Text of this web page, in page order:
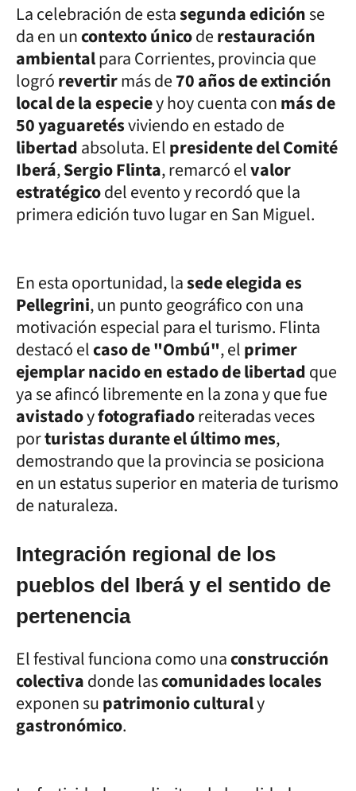
La celebración de estasegunda ediciónse
da en uncontexto únicoderestauración
ambientalpara Corrientes, provincia que
logrórevertirmás de70 años de extinción
local de la especiey hoy cuenta conmás de
50 yaguaretésviviendo en estado de
libertadabsoluta. Elpresidente del Comité
Iberá,Sergio Flinta, remarcó elvalor
estratégicodel evento y recordó que la
primera edición tuvo lugar en San Miguel.
En esta oportunidad, lasede elegida es
Pellegrini, un punto geográfico con una
motivación especial para el turismo. Flinta
destacó elcaso de "Ombú", elprimer
ejemplar nacido en estado de libertadque
ya se afincó libremente en la zona y que fue
avistadoyfotografiadoreiteradas veces
porturistas durante el último mes,
demostrando que la provincia se posiciona
en un estatus superior en materia de turismo
de naturaleza.
Integración regional de los
pueblos del Iberá y el sentido de
pertenencia
El festival funciona como unaconstrucción
colectivadonde lascomunidades locales
exponen supatrimonio culturaly
gastronómico.